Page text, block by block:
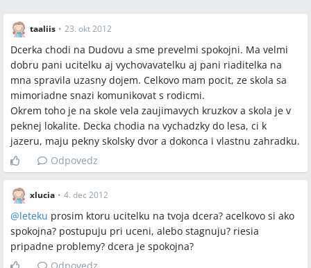
taaliis • 23. okt 2012
Dcerka chodi na Dudovu a sme prevelmi spokojni. Ma velmi
dobru pani ucitelku aj vychovavatelku aj pani riaditelka na
mna spravila uzasny dojem. Celkovo mam pocit, ze skola sa
mimoriadne snazi komunikovat s rodicmi.
Okrem toho je na skole vela zaujimavych kruzkov a skola je v
peknej lokalite. Decka chodia na vychadzky do lesa, ci k
jazeru, maju pekny skolsky dvor a dokonca i vlastnu zahradku.
Odpovedz
xlucia • 4. dec 2012
@leteku prosim ktoru ucitelku na tvoja dcera? acelkovo si ako
spokojna? postupuju pri uceni, alebo stagnuju? riesia
pripadne problemy? dcera je spokojna?